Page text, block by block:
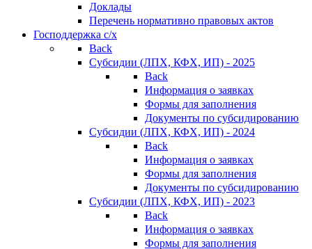
Доклады
Перечень нормативно правовых актов
Господдержка с/х
Back
Субсидии (ЛПХ, КФХ, ИП) - 2025
Back
Информация о заявках
Формы для заполнения
Документы по субсидированию
Субсидии (ЛПХ, КФХ, ИП) - 2024
Back
Информация о заявках
Формы для заполнения
Документы по субсидированию
Субсидии (ЛПХ, КФХ, ИП) - 2023
Back
Информация о заявках
Формы для заполнения